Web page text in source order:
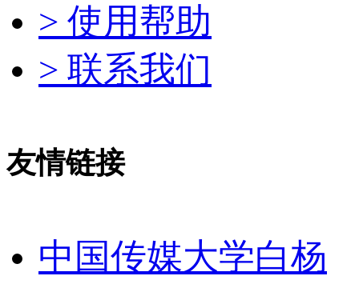
> 使用帮助
> 联系我们
友情链接
中国传媒大学白杨